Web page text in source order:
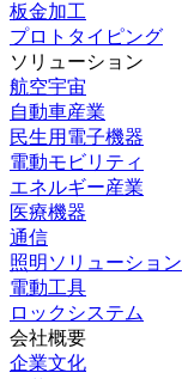
板金加工
プロトタイピング
ソリューション
航空宇宙
自動車産業
民生用電子機器
電動モビリティ
エネルギー産業
医療機器
通信
照明ソリューション
電動工具
ロックシステム
会社概要
企業文化